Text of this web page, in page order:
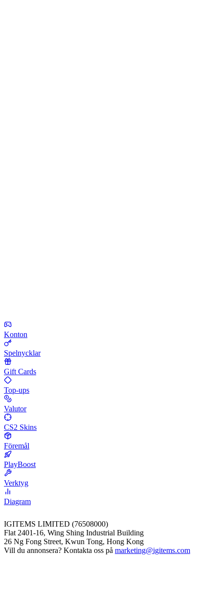
Konton
Spelnycklar
Gift Cards
Top-ups
Valutor
CS2 Skins
Föremål
PlayBoost
Verktyg
Diagram
IGITEMS LIMITED (76508000)
Flat 2401-16, Wing Shing Industrial Building
26 Ng Fong Street, Kwun Tong, Hong Kong
Vill du annonsera? Kontakta oss på marketing@igitems.com